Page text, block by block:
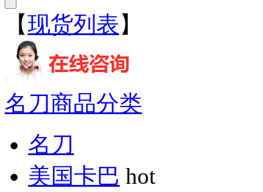
【现货列表 】
名刀商品分类
名刀
美国卡巴 hot